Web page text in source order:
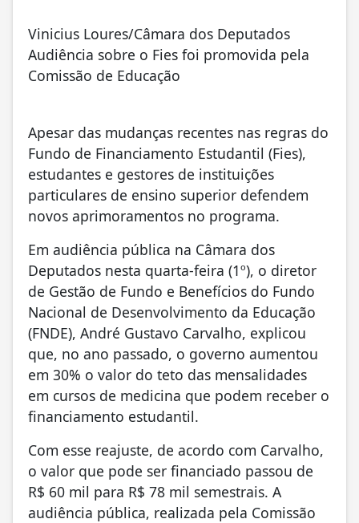
Vinicius Loures/Câmara dos Deputados
Audiência sobre o Fies foi promovida pela
Comissão de Educação
Apesar das mudanças recentes nas regras do
Fundo de Financiamento Estudantil (Fies),
estudantes e gestores de instituições
particulares de ensino superior defendem
novos aprimoramentos no programa.
Em audiência pública na Câmara dos
Deputados nesta quarta-feira (1º), o diretor
de Gestão de Fundo e Benefícios do Fundo
Nacional de Desenvolvimento da Educação
(FNDE), André Gustavo Carvalho, explicou
que, no ano passado, o governo aumentou
em 30% o valor do teto das mensalidades
em cursos de medicina que podem receber o
financiamento estudantil.
Com esse reajuste, de acordo com Carvalho,
o valor que pode ser financiado passou de
R$ 60 mil para R$ 78 mil semestrais. A
audiência pública, realizada pela Comissão